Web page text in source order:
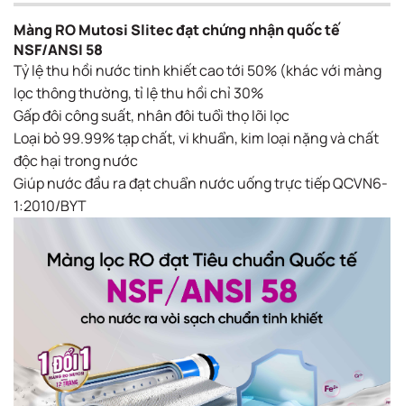
Màng RO Mutosi Slitec đạt chứng nhận quốc tế
NSF/ANSI 58
Tỷ lệ thu hồi nước tinh khiết cao tới 50% (khác với màng
lọc thông thường, tỉ lệ thu hồi chỉ 30%​
Gấp đôi công suất, nhân đôi tuổi thọ lõi lọc
Loại bỏ 99.99% tạp chất, vi khuẩn, kim loại nặng và chất
độc hại trong nước ​
Giúp nước đầu ra đạt chuẩn nước uống trực tiếp QCVN6-
1:2010/BYT